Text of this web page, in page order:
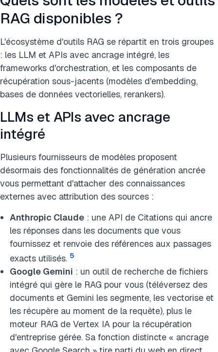
RAG disponibles ?
L'écosystème d'outils RAG se répartit en trois groupes
: les LLM et APIs avec ancrage intégré, les
frameworks d'orchestration, et les composants de
récupération sous-jacents (modèles d'embedding,
bases de données vectorielles, rerankers).
LLMs et APIs avec ancrage
intégré
Plusieurs fournisseurs de modèles proposent
désormais des fonctionnalités de génération ancrée
vous permettant d'attacher des connaissances
externes avec attribution des sources :
Anthropic Claude : une API de Citations qui ancre
les réponses dans les documents que vous
fournissez et renvoie des références aux passages
exacts utilisés. 5
Google Gemini : un outil de recherche de fichiers
intégré qui gère le RAG pour vous (téléversez des
documents et Gemini les segmente, les vectorise et
les récupère au moment de la requête), plus le
moteur RAG de Vertex IA pour la récupération
d'entreprise gérée. Sa fonction distincte « ancrage